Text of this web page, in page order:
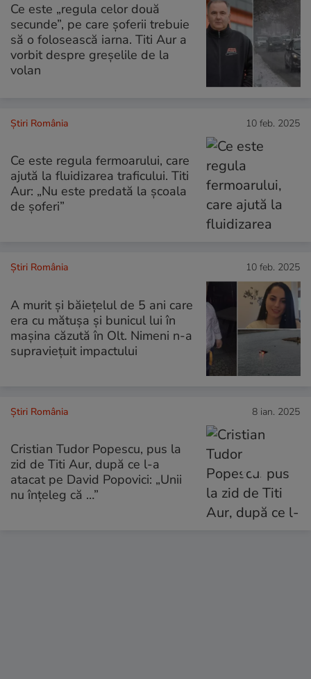
Ce este „regula celor două
secunde”, pe care șoferii trebuie
să o folosească iarna. Titi Aur a
vorbit despre greșelile de la
volan
Știri România 10 feb. 2025
Ce este regula fermoarului, care
ajută la fluidizarea traficului. Titi
Aur: „Nu este predată la școala
de șoferi”
Știri România 10 feb. 2025
A murit și băiețelul de 5 ani care
era cu mătușa și bunicul lui în
mașina căzută în Olt. Nimeni n-a
supraviețuit impactului
Știri România 8 ian. 2025
Cristian Tudor Popescu, pus la
zid de Titi Aur, după ce l-a
atacat pe David Popovici: „Unii
nu înțeleg că …”